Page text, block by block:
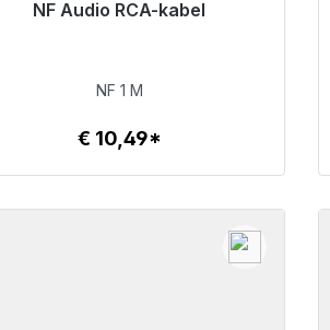
NF Audio RCA-kabel
€ 10,49
Details
NF 1 M
€ 10,49*